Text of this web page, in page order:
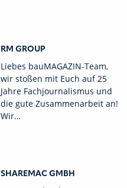
RM GROUP
Liebes bauMAGAZIN-Team,
wir stoßen mit Euch auf 25
Jahre Fachjournalismus und
die gute Zusammenarbeit an!
Wir…
SHAREMAC GMBH